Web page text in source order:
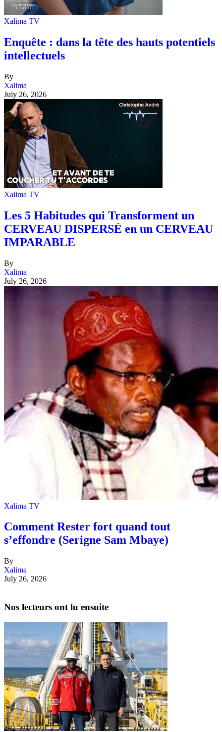
Xalima TV
Enquête : dans la tête des hauts potentiels
intellectuels
By
Xalima
July 26, 2026
Xalima TV
Les 5 Habitudes qui Transforment un
CERVEAU DISPERSÉ en un CERVEAU
IMPARABLE
By
Xalima
July 26, 2026
Xalima TV
Comment Rester fort quand tout
s’effondre (Serigne Sam Mbaye)
By
Xalima
July 26, 2026
Nos lecteurs ont lu ensuite